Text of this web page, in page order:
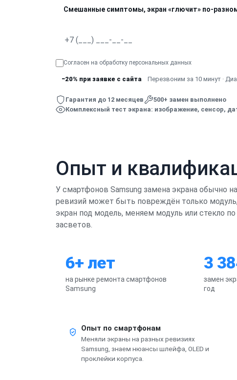
Смешанные симптомы, экран «глючит» по-
Согласен на обработку персональных данных
−20% при заявке с сайта Перезвоним за 10 минут ·
Гарантия до 12 месяцев
500+ замен выполнено
Комплексный тест экрана: изображение, сенсор,
Опыт и
У смартфонов Samsung замена экрана обычно
ревизий может быть повреждён только
экран под модель, меняем модуль или стекло
засветов.
6+ лет
на рынке ремонта смартфонов
Samsung
3
замен
год
Опыт по смартфонам
Меняли экраны на разных ревизиях
Samsung, знаем нюансы шлейфа, OLED и
проклейки корпуса.